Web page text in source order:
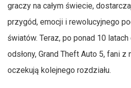
graczy na całym świecie,
przygód, emocji i rewolucyjnego
światów. Teraz, po ponad 10
odsłony, Grand Theft Auto 5, fani
oczekują kolejnego rozdziału.